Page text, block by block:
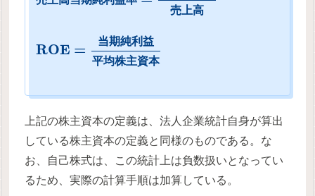
売上高
ROE = 当期純利益
平均株主資本
上記の株主資本の定義は、法人企業統計自身が算出
している株主資本の定義と同様のものである。な
お、自己株式は、この統計上は負数扱いとなってい
るため、実際の計算手順は加算している。